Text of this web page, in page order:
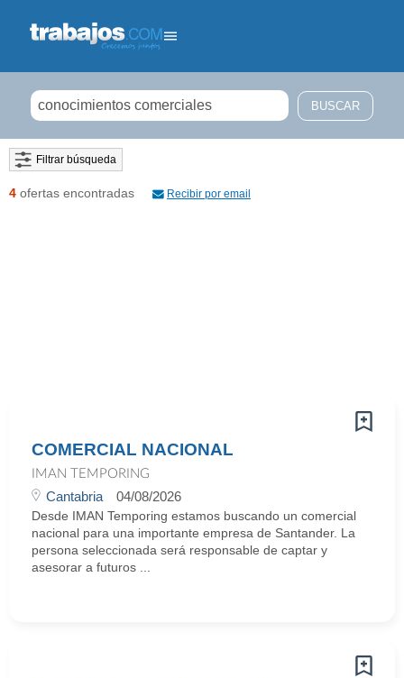
Filtrar búsqueda
4 ofertas encontradas Recibir por email
COMERCIAL NACIONAL
IMAN TEMPORING
Cantabria 04/08/2026
Desde IMAN Temporing estamos buscando un comercial
nacional para una importante empresa de Santander. La
persona seleccionada será responsable de captar y
asesorar a futuros ...